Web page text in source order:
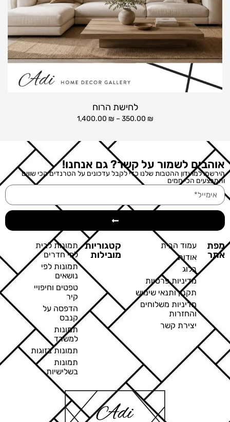
לחישת הרוח
350.00 ₪
–
1,400.00 ₪
אוהבים לשמור על קשר? גם אנחנו!
הירשמו למועדון ההטבות שלנו כדי לקבל עדכונים על הטרנדים הכי שווים
והמבצעים הכי חמים
מפת
אתר
עמוד הבית
אודות
בלוג
מדיניות פרטיות
תקנון ותנאי שימוש
מדיניות משלוחים
והחזרות
יצירת קשר
קטגוריות
מובילות
תמונות לבית
לפי חדרים
תמונות לפי
נושאים
טפטים וחיפויי
קיר
הדפסה על
קנבס
תמונות
למשרד
תמונות בזוגות
תמונות
בשלישיות